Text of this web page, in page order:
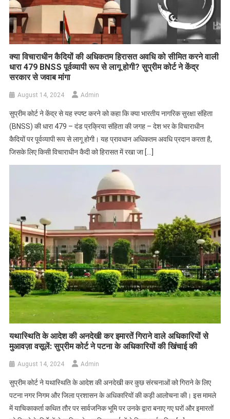
क्या विचाराधीन कैदियों की अधिकतम हिरासत अवधि को सीमित करने वाली
धारा 479 BNSS पूर्वव्यापी रूप से लागू होगी? सुप्रीम कोर्ट ने केंद्र
सरकार से जवाब मांगा
August 14, 2024 Admin
सुप्रीम कोर्ट ने केंद्र से यह स्पष्ट करने को कहा कि क्या भारतीय नागरिक सुरक्षा संहिता
(BNSS) की धारा 479 – दंड प्रक्रिया संहिता की जगह – देश भर के विचाराधीन
कैदियों पर पूर्वव्यापी रूप से लागू होगी। यह प्रावधान अधिकतम अवधि प्रदान करता है,
जिसके लिए किसी विचाराधीन कैदी को हिरासत में रखा जा […]
यथास्थिति के आदेश की अनदेखी कर इमारतें गिराने वाले अधिकारियों से
मुआवज़ा वसूलें: सुप्रीम कोर्ट ने पटना के अधिकारियों की खिंचाई की
August 14, 2024 Admin
सुप्रीम कोर्ट ने यथास्थिति के आदेश की अनदेखी कर कुछ संरचनाओं को गिराने के लिए
पटना नगर निगम और जिला प्रशासन के अधिकारियों की कड़ी आलोचना की। इस मामले
में याचिकाकर्ता कथित तौर पर सार्वजनिक भूमि पर उनके द्वारा बनाए गए घरों और इमारतों